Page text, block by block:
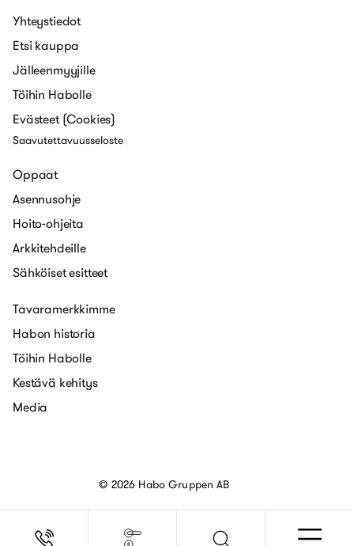
Yhteystiedot
Etsi kauppa
Jälleenmyyjille
Töihin Habolle
Evästeet (Cookies)
Saavutettavuusseloste
Oppaat
Asennusohje
Hoito-ohjeita
Arkkitehdeille
Sähköiset esitteet
Tavaramerkkimme
Habon historia
Töihin Habolle
Kestävä kehitys
Media
© 2026 Habo Gruppen AB